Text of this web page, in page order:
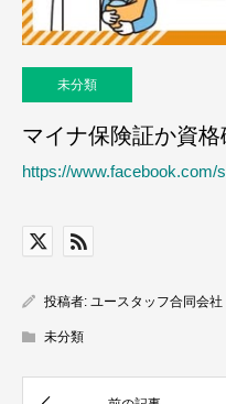
未分類
マイナ保険証か資
https://www.facebook.com/
投稿者: ユースタッフ合同会社
未分類